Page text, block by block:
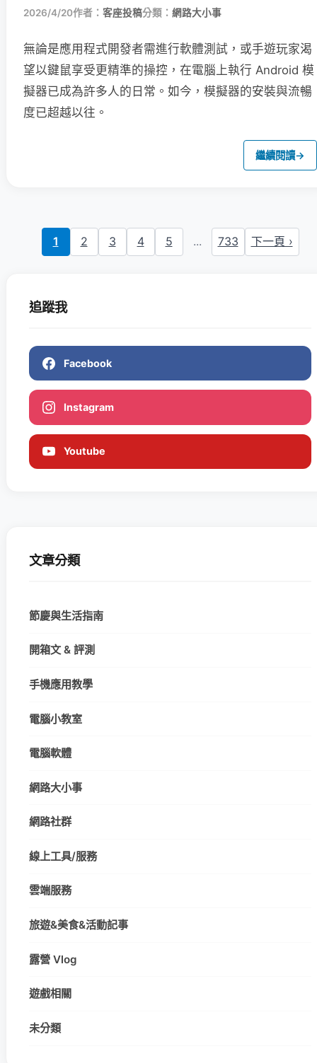
2026/4/20作者： 客座投稿分類： 網路大小事
無論是應用程式開發者需進行軟體測試，或手遊玩家渴
望以鍵鼠享受更精準的操控，在電腦上執行 Android 模
擬器已成為許多人的日常。如今，模擬器的安裝與流暢
度已超越以往。
繼續閱讀→
1 2 3 4 5 ... 733 下一頁 ›
追蹤我
Facebook
Instagram
Youtube
文章分類
節慶與生活指南
開箱文 & 評測
手機應用教學
電腦小教室
電腦軟體
網路大小事
網路社群
線上工具/服務
雲端服務
旅遊&美食&活動記事
露營 Vlog
遊戲相關
未分類